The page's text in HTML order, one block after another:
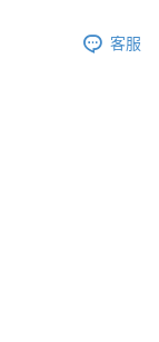
客服